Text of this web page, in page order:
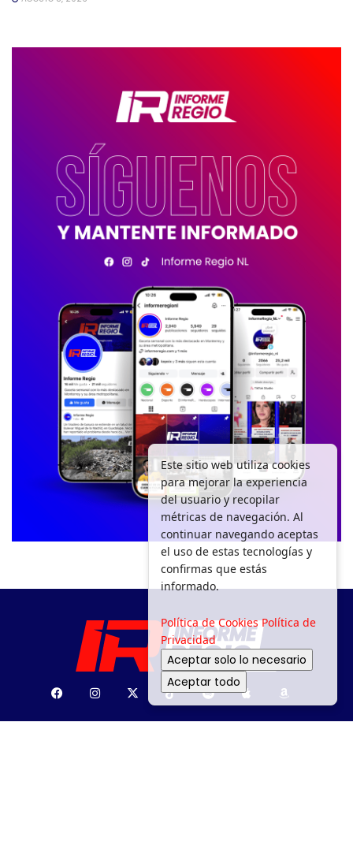
Este sitio web utiliza cookies
para mejorar la experiencia
del usuario y recopilar
métricas de navegación. Al
continuar navegando aceptas
el uso de estas tecnologías y
confirmas que estás
informado.
Política de Cookies Política de
Privacidad
Aceptar solo lo necesario
Aceptar todo